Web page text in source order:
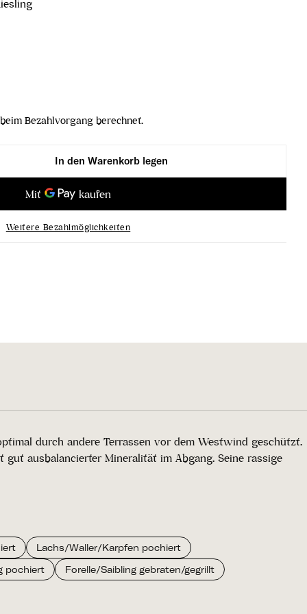
Bezahlvorgang berechnet.
1ÖTW Kremstal DAC 2021 verringern
Wieland 1ÖTW Kremstal DAC 2021 erhöhen
In den Warenkorb legen
Weitere Bezahlmöglichkeiten
durch andere Terrassen vor dem Westwind geschützt.
ausbalancierter Mineralität im Abgang. Seine rassige
Lachs/Waller/Karpfen pochiert
pochiert
Forelle/Saibling gebraten/gegrillt